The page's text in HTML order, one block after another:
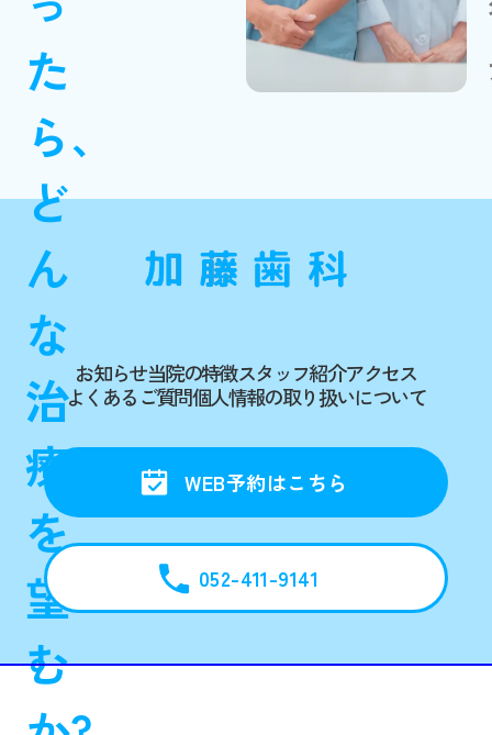
た
ら、
ど
ん
な
治
療
を
望
む
お知らせ当院の特徴スタッフ紹介アクセス
よくあるご質問個人情報の取り扱いについて
WEB予約はこちら
052-411-9141